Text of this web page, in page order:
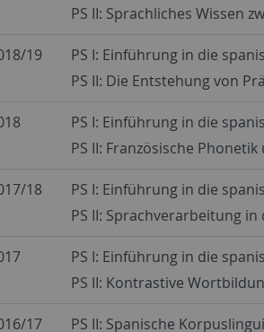
PS II: Sprachliches Wissen
19
PS I: Einführung in die
PS II: Die Entstehung von
PS I: Einführung in die
PS II: Französische
18
PS I: Einführung in die
PS II: Sprachverarbeitung
PS I: Einführung in die
PS II: Kontrastive
17 PS II: Spanische